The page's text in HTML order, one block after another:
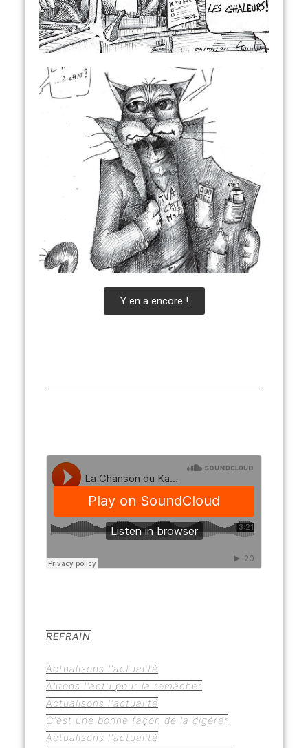
Y en a encore !
REFRAIN
Actualisons l'actualité
Alitons l'actu pour la remâcher
Actualisons l'actualité
C'est une bonne façon de la digérer
Actualisons l'actualité